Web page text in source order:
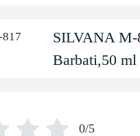
SILVANA M-
Barbati,50 ml
0/5